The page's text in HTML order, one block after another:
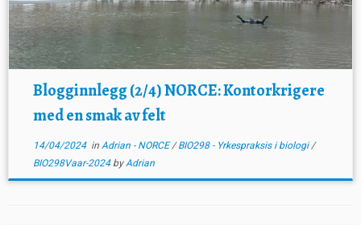
Blogginnlegg (2/4) NORCE: Kontorkrigere
med en smak av felt
14/04/2024in Adrian - NORCE/BIO298 - Yrkespraksis i biologi/
BIO298Vaar-2024 byAdrian